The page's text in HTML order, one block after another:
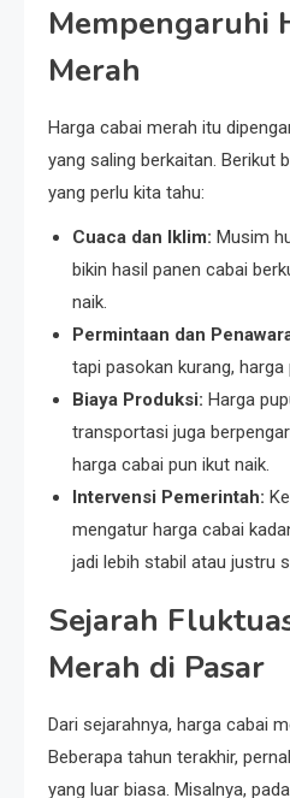
Mempengaruhi
Merah
Harga cabai merah itu
yang saling berkaitan. Berikut
yang perlu kita tahu:
Cuaca dan Iklim: Musim
bikin hasil panen cabai
naik.
Permintaan dan
tapi pasokan kurang,
Biaya Produksi: Harga
transportasi juga
harga cabai pun ikut naik.
Intervensi Pemerintah:
mengatur harga cabai
jadi lebih stabil atau justru
Sejarah
Merah di Pasar
Dari sejarahnya, harga cabai
Beberapa tahun terakhir,
yang luar biasa. Misalnya,